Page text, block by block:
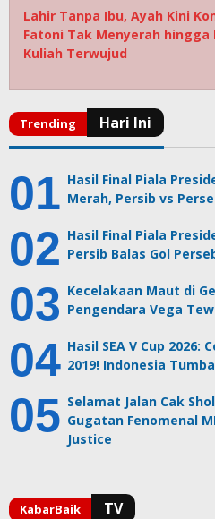
Lahir Tanpa Ibu, Ayah Kini
Fatoni Tak Menyerah hingga
Kuliah Terwujud
Hasil Final Piala
Merah, Persib vs
Hasil Final Piala
Persib Balas Gol
Kecelakaan Maut di
Pengendara Vega
Hasil SEA V Cup 2026:
2019! Indonesia
Selamat Jalan Cak
Gugatan Fenomenal
Justice